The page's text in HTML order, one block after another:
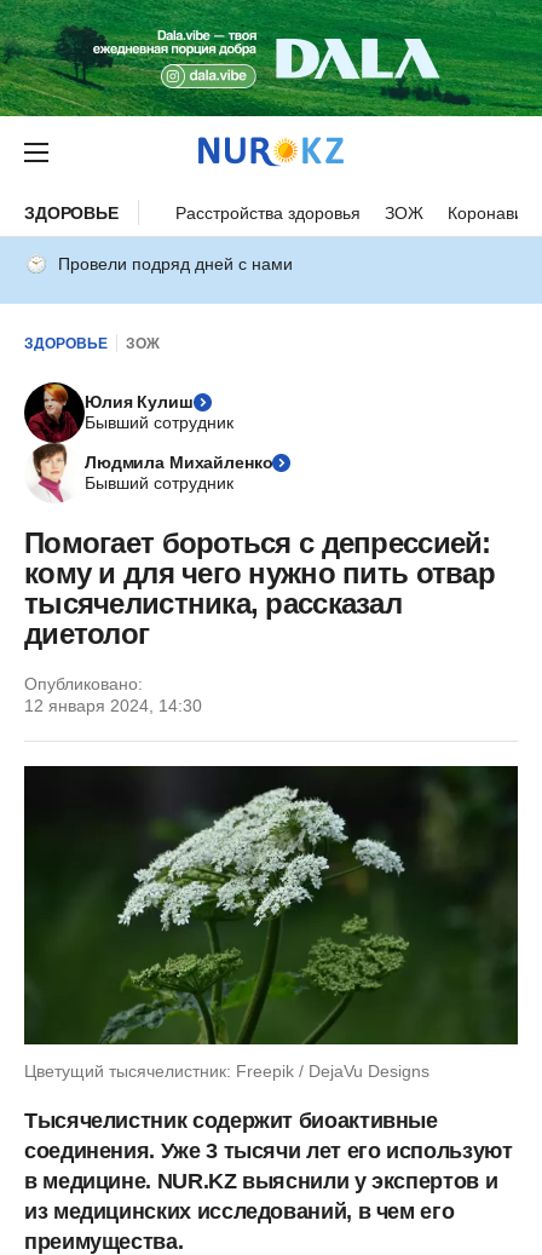
ЗДОРОВЬЕ Расстройства здоровья ЗОЖ
Провели подряд дней с нами
ЗДОРОВЬЕ ЗОЖ
Юлия Кулиш
Бывший сотрудник
Людмила Михайленко
Бывший сотрудник
Помогает бороться с депрессией:
кому и для чего нужно пить отвар
тысячелистника, рассказал
диетолог
Опубликовано:
12 января 2024, 14:30
Цветущий тысячелистник: Freepik / DejaVu Designs
Тысячелистник содержит биоактивные
соединения. Уже 3 тысячи лет его используют
в медицине. NUR.KZ выяснили у экспертов и
из медицинских исследований, в чем его
преимущества.